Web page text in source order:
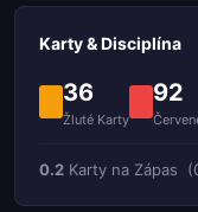
Karty & Disciplína
36
Žluté Karty
92
0.2 Karty na Zápas